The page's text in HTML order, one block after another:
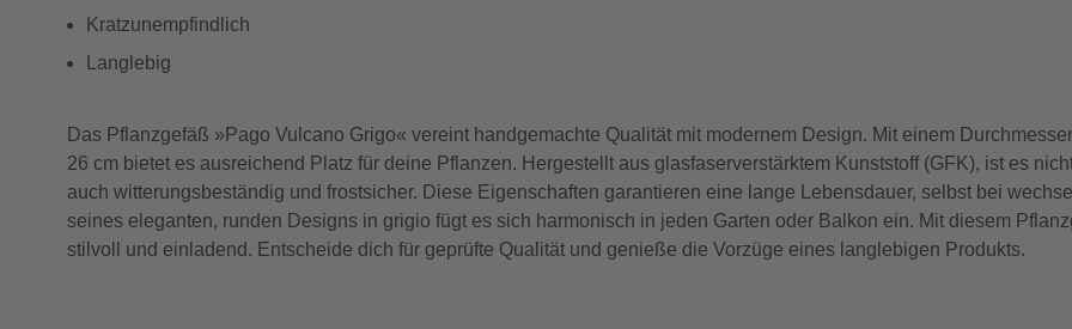
Kratzunempfindlich
Langlebig
Das Pflanzgefäß »Pago Vulcano Grigo« vereint handgemachte Qualität mit modernem Design. Mit einem
26 cm bietet es ausreichend Platz für deine Pflanzen. Hergestellt aus glasfaserverstärktem Kunststoff (GFK), ist es
auch witterungsbeständig und frostsicher. Diese Eigenschaften garantieren eine lange Lebensdauer, selbst bei
seines eleganten, runden Designs in grigio fügt es sich harmonisch in jeden Garten oder Balkon ein. Mit diesem
stilvoll und einladend. Entscheide dich für geprüfte Qualität und genieße die Vorzüge eines langlebigen Produkts.